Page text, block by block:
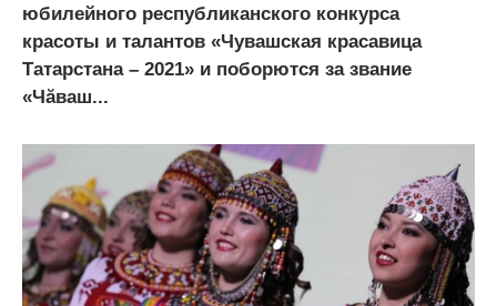
юбилейного республиканского конкурса
красоты и талантов «Чувашская красавица
Татарстана – 2021» и поборются за звание
«Чăваш...